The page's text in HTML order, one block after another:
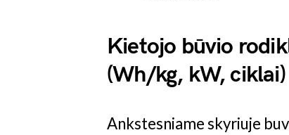
Kietojo būvio
(Wh/kg, kW, ciklai)
Ankstesniame skyriuje